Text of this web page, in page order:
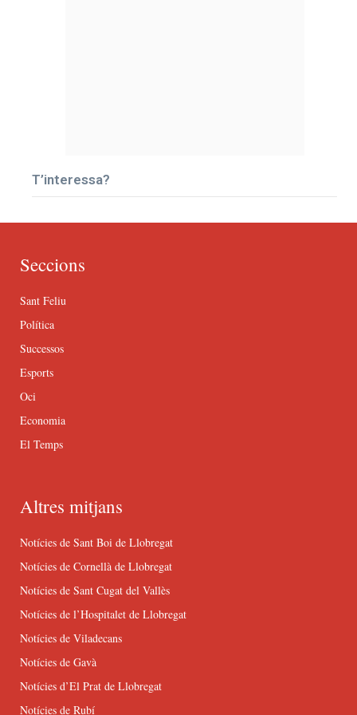
T’interessa?
Seccions
Sant Feliu
Política
Successos
Esports
Oci
Economia
El Temps
Altres mitjans
Notícies de Sant Boi de Llobregat
Notícies de Cornellà de Llobregat
Notícies de Sant Cugat del Vallès
Notícies de l’Hospitalet de Llobregat
Notícies de Viladecans
Notícies de Gavà
Notícies d’El Prat de Llobregat
Notícies de Rubí